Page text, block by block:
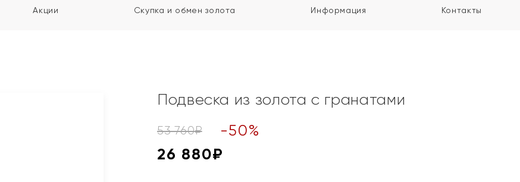
Акции Скупка и обмен золота Информация Контакты
Подвеска из золота с гранатами
53 760₽ -50%
26 880₽